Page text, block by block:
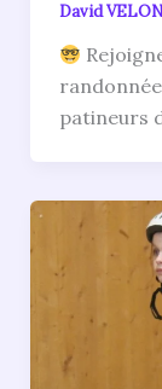
David
patineurs